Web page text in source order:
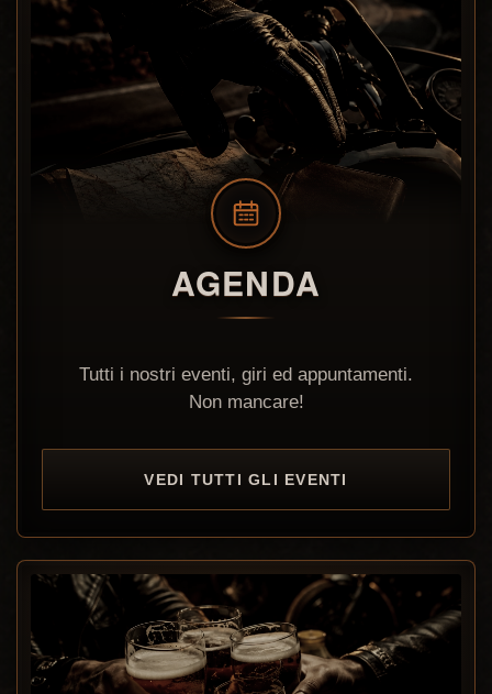
AGENDA
Tutti i nostri eventi, giri ed appuntamenti.
Non mancare!
VEDI TUTTI GLI EVENTI